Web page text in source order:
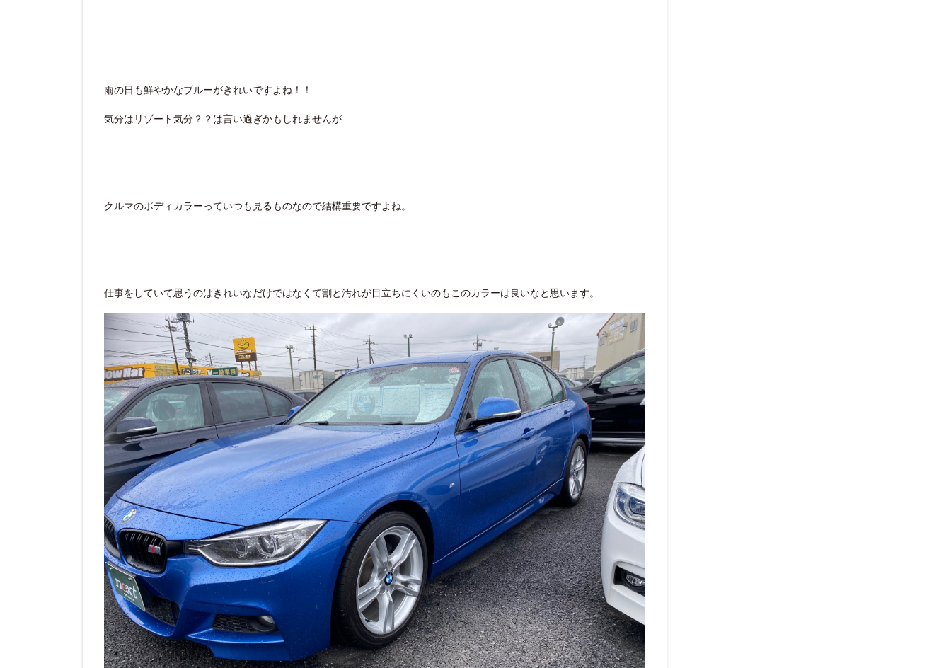
雨の日も鮮やかなブルーがきれいですよね！！
気分はリゾート気分？？は言い過ぎかもしれませんが
クルマのボディカラーっていつも見るものなので結構重要ですよね。
仕事をしていて思うのはきれいなだけではなくて割と汚れが目立ちにくいのもこのカラーは良いなと思います。